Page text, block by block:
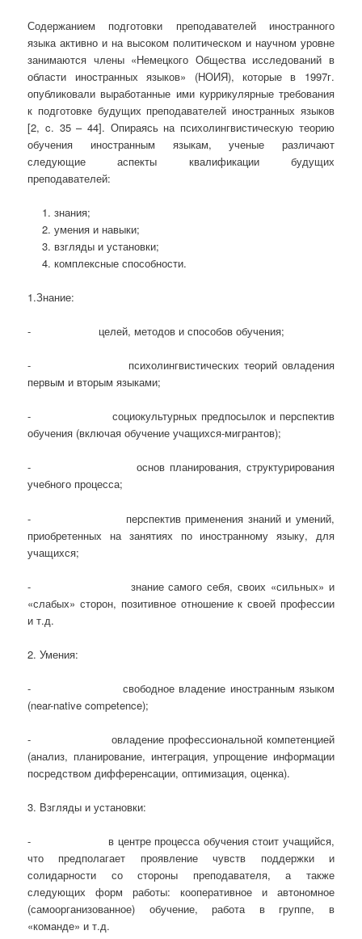
Содержанием подготовки преподавателей иностранного
языка активно и на высоком политическом и научном уровне
занимаются члены «Немецкого Общества исследований в
области иностранных языков» (НОИЯ), которые в 1997г.
опубликовали выработанные ими куррикулярные требования
к подготовке будущих преподавателей иностранных языков
[2, c. 35 – 44]. Опираясь на психолингвистическую теорию
обучения иностранным языкам, ученые различают
следующие аспекты квалификации будущих
преподавателей:
знания;
умения и навыки;
взгляды и установки;
комплексные способности.
1.Знание:
- целей, методов и способов обучения;
- психолингвистических теорий овладения
первым и вторым языками;
- социокультурных предпосылок и перспектив
обучения (включая обучение учащихся-мигрантов);
- основ планирования, структурирования
учебного процесса;
- перспектив применения знаний и умений,
приобретенных на занятиях по иностранному языку, для
учащихся;
- знание самого себя, своих «сильных» и
«слабых» сторон, позитивное отношение к своей профессии
и т.д.
2. Умения:
- свободное владение иностранным языком
(near-native competence);
- овладение профессиональной компетенцией
(анализ, планирование, интеграция, упрощение информации
посредством дифференсации, оптимизация, оценка).
3. Взгляды и установки:
- в центре процесса обучения стоит учащийся,
что предполагает проявление чувств поддержки и
солидарности со стороны преподавателя, а также
следующих форм работы: кооперативное и автономное
(самоорганизованное) обучение, работа в группе, в
«команде» и т.д.